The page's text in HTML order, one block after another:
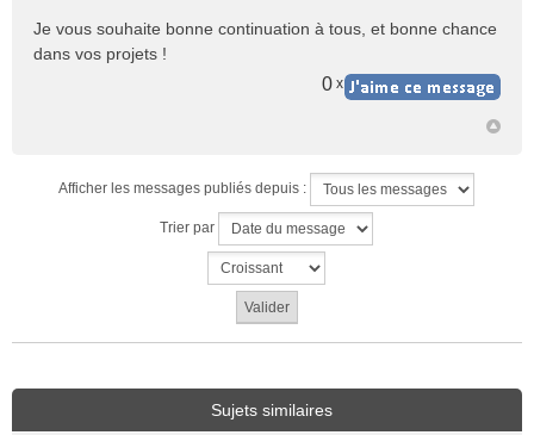
n
l
Je vous souhaite bonne continuation à tous, et bonne chance
dans vos projets !
0 x
Afficher les messages publiés depuis :
Trier par
Sujets similaires